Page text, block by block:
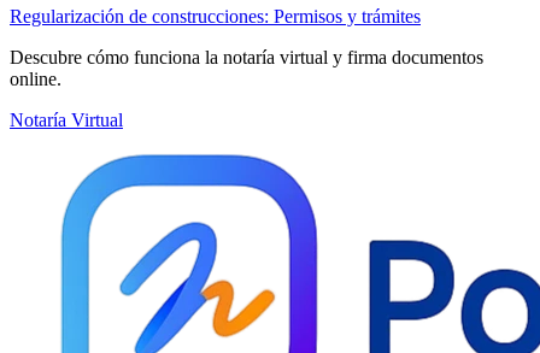
Regularización de construcciones: Permisos y trámites
Descubre cómo funciona la notaría virtual y firma documentos
online.
Notaría Virtual